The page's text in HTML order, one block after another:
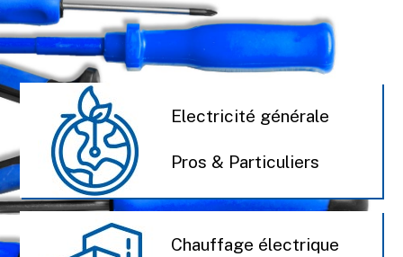
Electricité générale
Pros & Particuliers
Chauffage électrique